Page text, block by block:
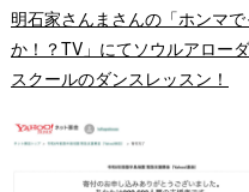
明石家さんまさんの「ホンマで
か！？TV」にてソウルアロー
スクールのダンスレッスン！